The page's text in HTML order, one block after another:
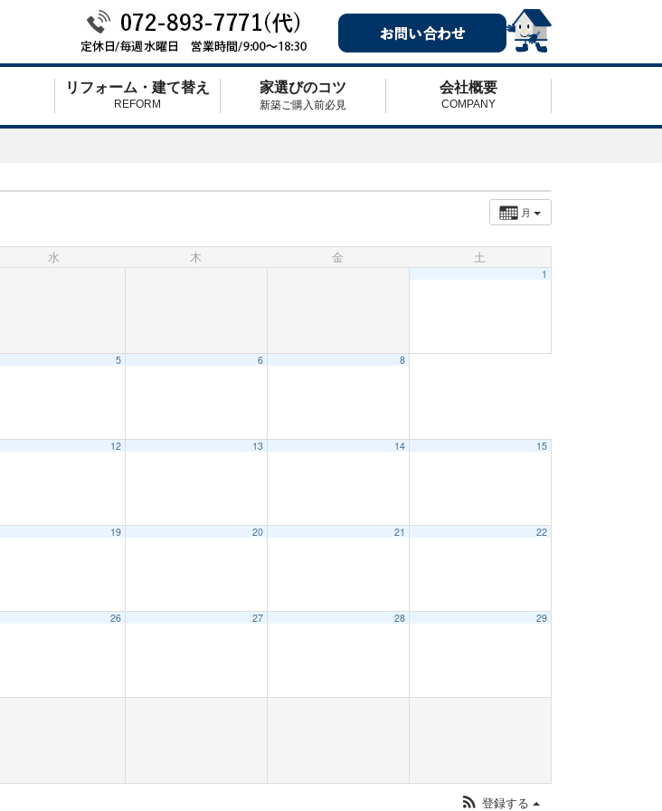
リフォーム・建て替え
REFORM
家選びのコツ
新築ご購入前必見
会社概要
COMPANY
月
水 木 金 土
1
5 6 8
12 13 14 15
19 20 21 22
26 27 28 29
登録する